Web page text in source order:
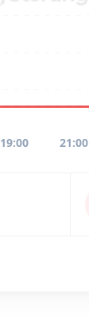
19:00 21:00